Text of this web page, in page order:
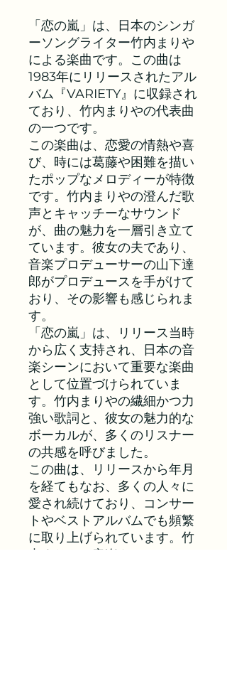
「恋の嵐」は、日本のシンガ
ーソングライター竹内まりや
による楽曲です。この曲は
1983年にリリースされたアル
バム『VARIETY』に収録され
ており、竹内まりやの代表曲
の一つです。
この楽曲は、恋愛の情熱や喜
び、時には葛藤や困難を描い
たポップなメロディーが特徴
です。竹内まりやの澄んだ歌
声とキャッチーなサウンド
が、曲の魅力を一層引き立て
ています。彼女の夫であり、
音楽プロデューサーの山下達
郎がプロデュースを手がけて
おり、その影響も感じられま
す。
「恋の嵐」は、リリース当時
から広く支持され、日本の音
楽シーンにおいて重要な楽曲
として位置づけられていま
す。竹内まりやの繊細かつ力
強い歌詞と、彼女の魅力的な
ボーカルが、多くのリスナー
の共感を呼びました。
この曲は、リリースから年月
を経てもなお、多くの人々に
愛され続けており、コンサー
トやベストアルバムでも頻繁
に取り上げられています。竹
内まりやの音楽キャリアにお